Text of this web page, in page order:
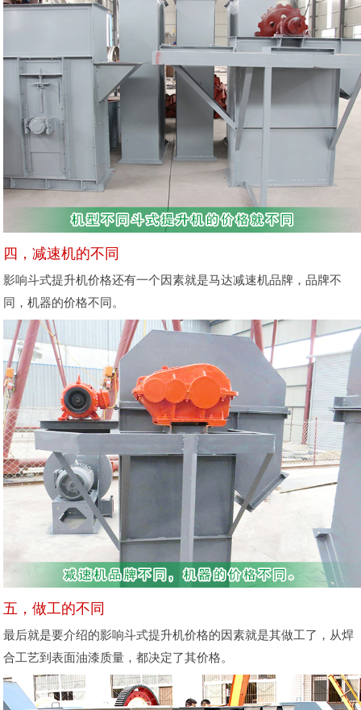
四，减速机的不同
影响斗式提升机价格还有一个因素就是马达减速机品牌，品牌不
同，机器的价格不同。
五，做工的不同
最后就是要介绍的影响斗式提升机价格的因素就是其做工了，从焊
合工艺到表面油漆质量，都决定了其价格。